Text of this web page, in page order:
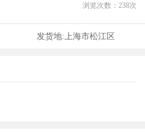
浏览次数： 238次
发货地:上海市松江区